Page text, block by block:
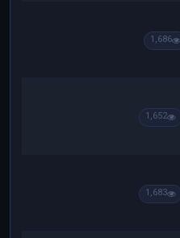
1,686
1,652
1,683